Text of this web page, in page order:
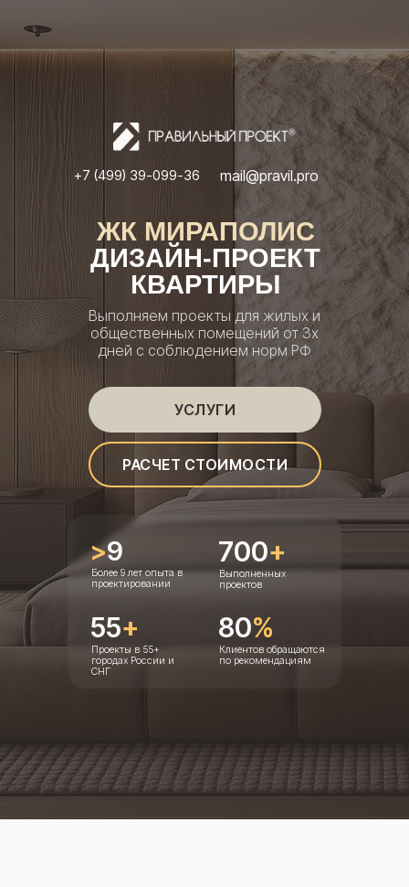
УСЛУГИ
РАСЧЕТ СТОИМОСТИ
80%
Клиентов обращаются
по рекомендациям
55+
Проекты в 55+
городах России и
СНГ
700+
Выполненных
проектов
>9
Более 9 лет опыта в
проектировании
ЖК МИРАПОЛИС
ДИЗАЙН-ПРОЕКТ
КВАРТИРЫ
+7 (499) 39-099-36 mail@pravil.pro
Выполняем проекты для жилых и
общественных помещений от 3х
дней с соблюдением норм РФ